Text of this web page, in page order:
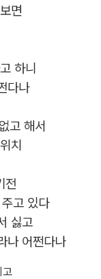
면
하니
다나
고 해서
치
전
고 있다
싫고
나 어쩐다나
고